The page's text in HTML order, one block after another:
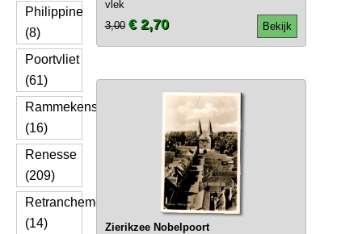
Philippine
(8)
Poortvliet
(61)
Rammekens
(16)
Renesse
(209)
Retranchement
(14)
vlek
Bekijk
3,00 € 2,70
Zierikzee Nobelpoort